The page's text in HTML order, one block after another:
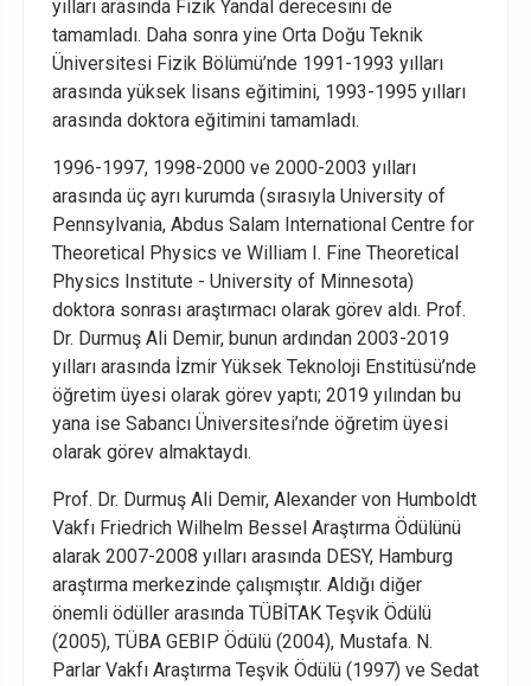
yılları arasında Fizik Yandal derecesini de
tamamladı. Daha sonra yine Orta Doğu Teknik
Üniversitesi Fizik Bölümü’nde 1991-1993 yılları
arasında yüksek lisans eğitimini, 1993-1995 yılları
arasında doktora eğitimini tamamladı.
1996-1997, 1998-2000 ve 2000-2003 yılları
arasında üç ayrı kurumda (sırasıyla University of
Pennsylvania, Abdus Salam International Centre for
Theoretical Physics ve William I. Fine Theoretical
Physics Institute - University of Minnesota)
doktora sonrası araştırmacı olarak görev aldı. Prof.
Dr. Durmuş Ali Demir, bunun ardından 2003-2019
yılları arasında İzmir Yüksek Teknoloji Enstitüsü’nde
öğretim üyesi olarak görev yaptı; 2019 yılından bu
yana ise Sabancı Üniversitesi’nde öğretim üyesi
olarak görev almaktaydı.
Prof. Dr. Durmuş Ali Demir, Alexander von Humboldt
Vakfı Friedrich Wilhelm Bessel Araştırma Ödülünü
alarak 2007-2008 yılları arasında DESY, Hamburg
araştırma merkezinde çalışmıştır. Aldığı diğer
önemli ödüller arasında TÜBİTAK Teşvik Ödülü
(2005), TÜBA GEBIP Ödülü (2004), Mustafa. N.
Parlar Vakfı Araştırma Teşvik Ödülü (1997) ve Sedat